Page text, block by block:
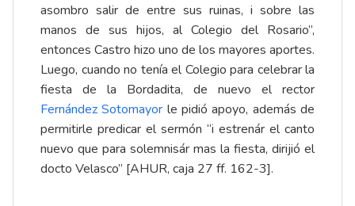
asombro salir de entre sus ruinas, i sobre las
manos de sus hijos, al Colegio del Rosario”,
entonces Castro hizo uno de los mayores aportes.
Luego, cuando no tenía el Colegio para celebrar la
fiesta de la Bordadita, de nuevo el rector
Fernández Sotomayor le pidió apoyo, además de
permitirle predicar el sermón “i estrenár el canto
nuevo que para solemnisár mas la fiesta, dirijió el
docto Velasco” [AHUR, caja 27 ff. 162-3].